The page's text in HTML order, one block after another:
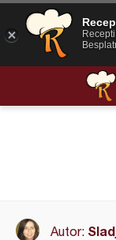
Autor: